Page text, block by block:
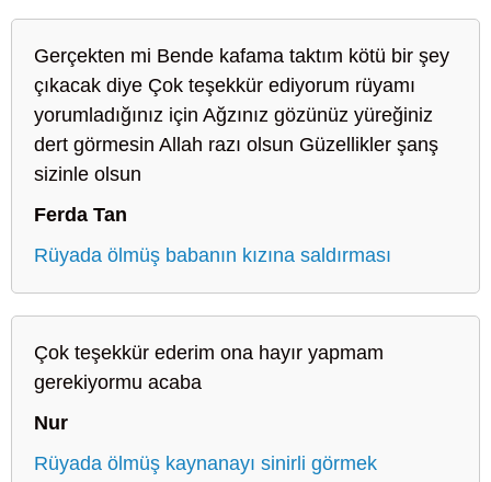
Gerçekten mi Bende kafama taktım kötü bir şey
çıkacak diye Çok teşekkür ediyorum rüyamı
yorumladığınız için Ağzınız gözünüz yüreğiniz
dert görmesin Allah razı olsun Güzellikler şanş
sizinle olsun
Ferda Tan
Rüyada ölmüş babanın kızına saldırması
Çok teşekkür ederim ona hayır yapmam
gerekiyormu acaba
Nur
Rüyada ölmüş kaynanayı sinirli görmek